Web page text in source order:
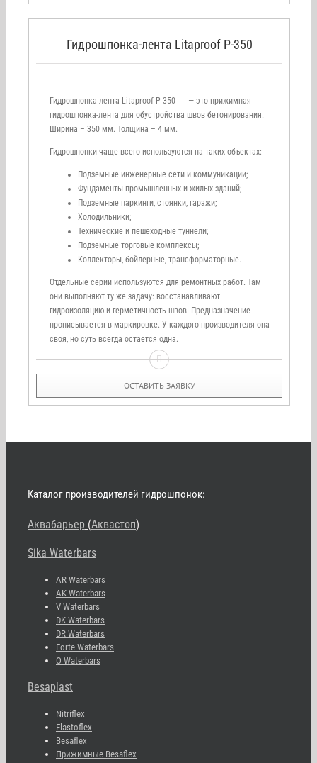
Гидрошпонка-лента Litaproof P-350
Гидрошпонка-лента Litaproof P-350 — это прижимная
гидрошпонка-лента для обустройства швов бетонирования.
Ширина – 350 мм. Толщина – 4 мм.
Гидрошпонки чаще всего используются на таких объектах:
Подземные инженерные сети и коммуникации;
Фундаменты промышленных и жилых зданий;
Подземные паркинги, стоянки, гаражи;
Холодильники;
Технические и пешеходные туннели;
Подземные торговые комплексы;
Коллекторы, бойлерные, трансформаторные.
Отдельные серии используются для ремонтных работ. Там
они выполняют ту же задачу: восстанавливают
гидроизоляцию и герметичность швов. Предназначение
прописывается в маркировке. У каждого производителя она
своя, но суть всегда остается одна.
ОСТАВИТЬ ЗАЯВКУ
Каталог производителей гидрошпонок:
Аквабарьер (Аквастоп)
Sika Waterbars
AR Waterbars
AK Waterbars
V Waterbars
DK Waterbars
DR Waterbars
Forte Waterbars
O Waterbars
Besaplast
Nitriflex
Elastoflex
Besaflex
Прижимные Besaflex